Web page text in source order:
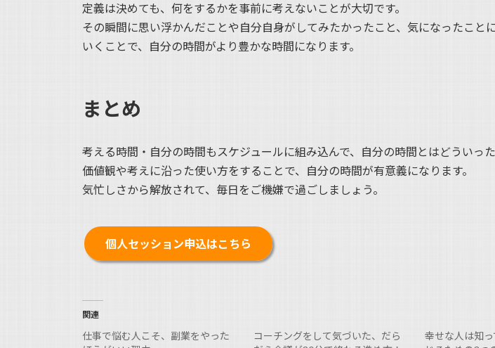
定義は決めても、何をするかを事前に考えないことが大切です。
その瞬間に思い浮かんだことや自分自身がしてみたかったこと、気になったこと
いくことで、自分の時間がより豊かな時間になります。
まとめ
考える時間・自分の時間もスケジュールに組み込んで、自分の時間とはどういっ
価値観や考えに沿った使い方をすることで、自分の時間が有意義になります。
気忙しさから解放されて、毎日をご機嫌で過ごしましょう。
個人セッション申込はこちら
関連
仕事で悩む人こそ、副業をやった
コーチングをして気づいた、だら
幸せな人は知